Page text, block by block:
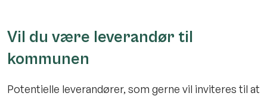
Vil du være leverandør til
kommunen
Potentielle leverandører, som gerne vil inviteres til at